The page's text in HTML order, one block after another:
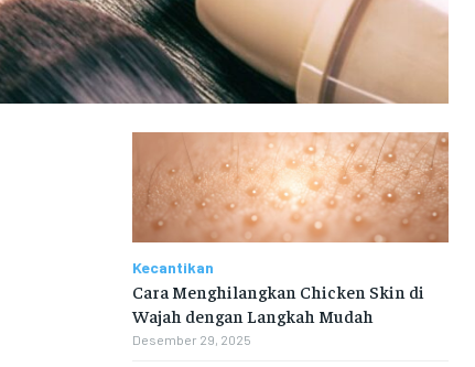
Kecantikan
Cara Menghilangkan Chicken Skin di
Wajah dengan Langkah Mudah
Desember 29, 2025